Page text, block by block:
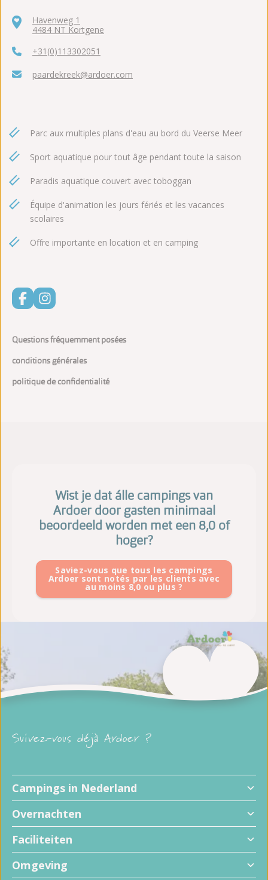
Havenweg 1
4484 NT Kortgene
+31(0)113302051
paardekreek@ardoer.com
Parc aux multiples plans d'eau au bord du Veerse Meer
Sport aquatique pour tout âge pendant toute la saison
Paradis aquatique couvert avec toboggan
Équipe d'animation les jours fériés et les vacances
scolaires
Offre importante en location et en camping
Questions fréquemment posées
conditions générales
politique de confidentialité
Wist je dat álle campings van
Ardoer door gasten minimaal
beoordeeld worden met een 8,0 of
hoger?
Saviez-vous que tous les campings
Ardoer sont notés par les clients avec
au moins 8,0 ou plus ?
Suivez-vous déjà Ardoer ?
Campings in Nederland
Overnachten
Faciliteiten
Omgeving